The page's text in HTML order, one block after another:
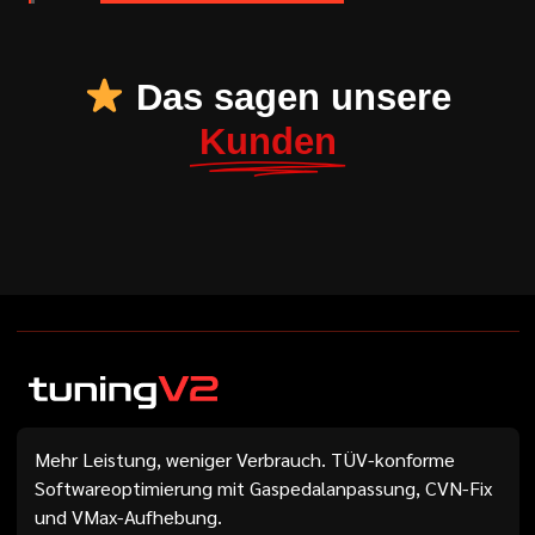
Das sagen unsere
Kunden
Mehr Leistung, weniger Verbrauch. TÜV-konforme
Softwareoptimierung mit Gaspedalanpassung, CVN-Fix
und VMax-Aufhebung.